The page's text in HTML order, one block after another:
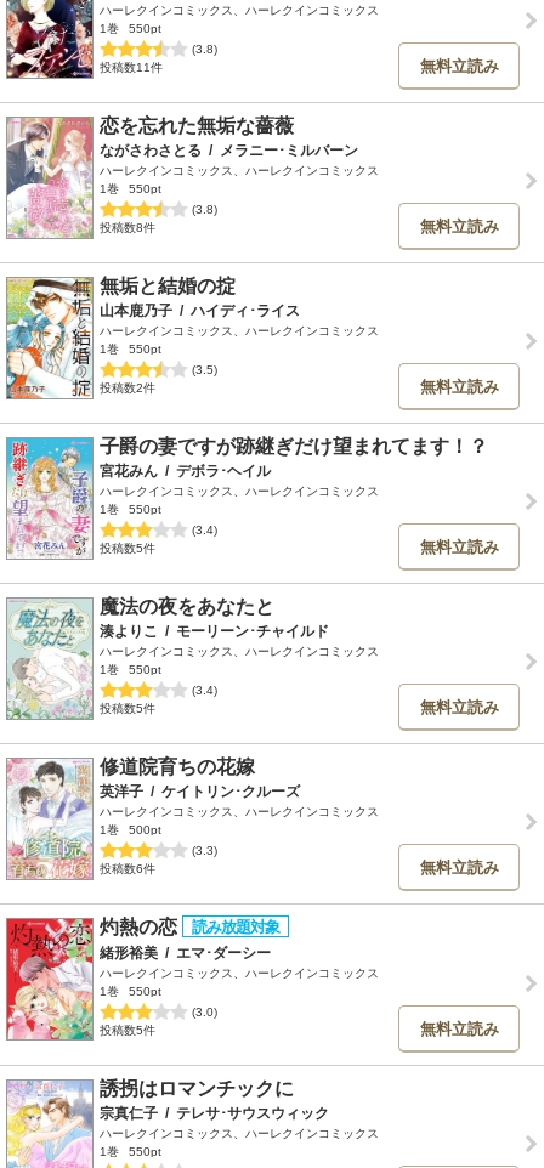
ハーレクインコミックス、ハーレクインコミックス
1巻
550pt
(3.8)
投稿数11件
無料立読み
恋を忘れた無垢な薔薇
ながさわさとる / メラニー･ミルバーン
ハーレクインコミックス、ハーレクインコミックス
1巻
550pt
(3.8)
投稿数8件
無料立読み
無垢と結婚の掟
山本鹿乃子 / ハイディ･ライス
ハーレクインコミックス、ハーレクインコミックス
1巻
550pt
(3.5)
投稿数2件
無料立読み
子爵の妻ですが跡継ぎだけ望まれてます！？
宮花みん / デボラ･ヘイル
ハーレクインコミックス、ハーレクインコミックス
1巻
550pt
(3.4)
投稿数5件
無料立読み
魔法の夜をあなたと
湊よりこ / モーリーン･チャイルド
ハーレクインコミックス、ハーレクインコミックス
1巻
550pt
(3.4)
投稿数5件
無料立読み
修道院育ちの花嫁
英洋子 / ケイトリン･クルーズ
ハーレクインコミックス、ハーレクインコミックス
1巻
500pt
(3.3)
投稿数6件
無料立読み
灼熱の恋
緒形裕美 / エマ･ダーシー
ハーレクインコミックス、ハーレクインコミックス
1巻
550pt
(3.0)
投稿数5件
無料立読み
誘拐はロマンチックに
宗真仁子 / テレサ･サウスウィック
ハーレクインコミックス、ハーレクインコミックス
1巻
550pt